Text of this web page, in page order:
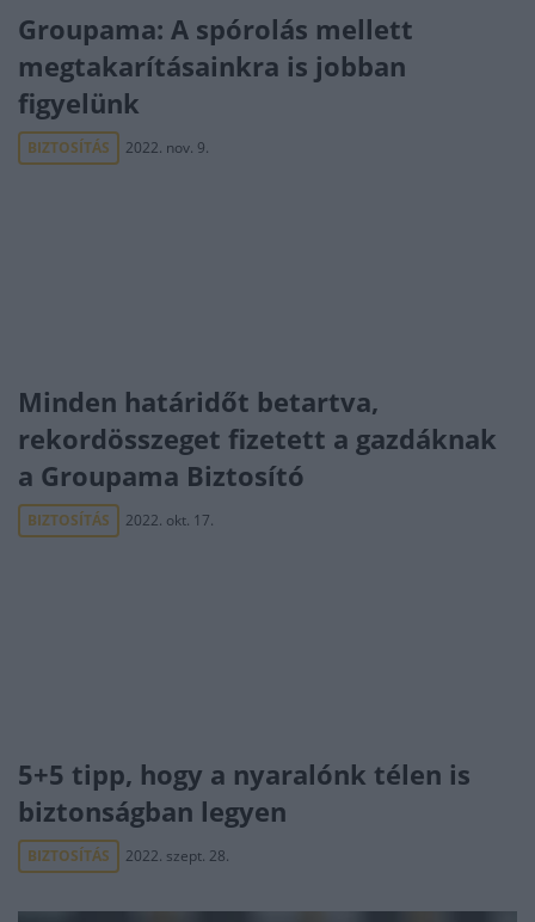
Groupama: A spórolás mellett
megtakarításainkra is jobban
figyelünk
BIZTOSÍTÁS 2022. nov. 9.
Minden határidőt betartva,
rekordösszeget fizetett a gazdáknak
a Groupama Biztosító
BIZTOSÍTÁS 2022. okt. 17.
5+5 tipp, hogy a nyaralónk télen is
biztonságban legyen
BIZTOSÍTÁS 2022. szept. 28.